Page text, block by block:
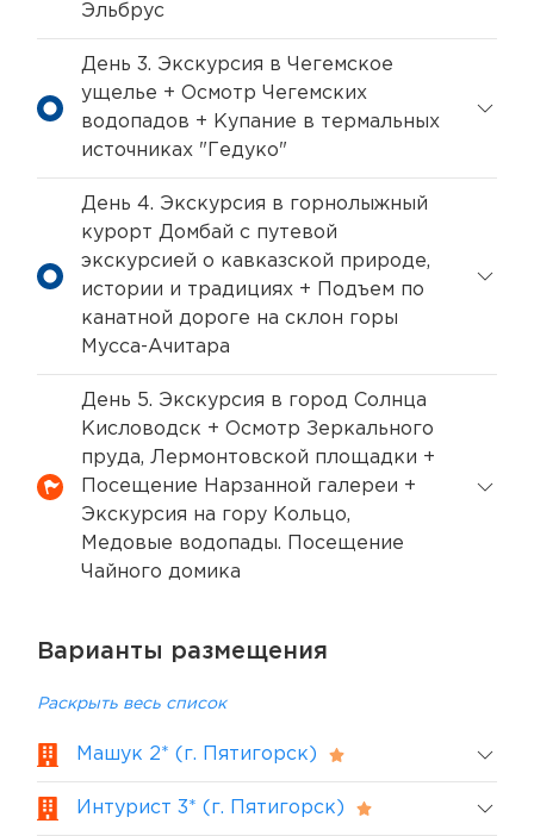
Эльбрус
День 3. Экскурсия в Чегемское
ущелье + Осмотр Чегемских
водопадов + Купание в термальных
источниках "Гедуко"
День 4. Экскурсия в горнолыжный
курорт Домбай с путевой
экскурсией о кавказской природе,
истории и традициях + Подъем по
канатной дороге на склон горы
Мусса-Ачитара
День 5. Экскурсия в город Солнца
Кисловодск + Осмотр Зеркального
пруда, Лермонтовской площадки +
Посещение Нарзанной галереи +
Экскурсия на гору Кольцо,
Медовые водопады. Посещение
Чайного домика
Варианты размещения
Раскрыть весь список
Машук 2* (г. Пятигорск)
Интурист 3* (г. Пятигорск)